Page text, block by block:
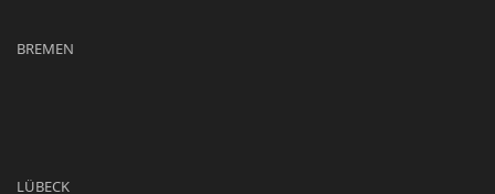
BREMEN
LÜBECK